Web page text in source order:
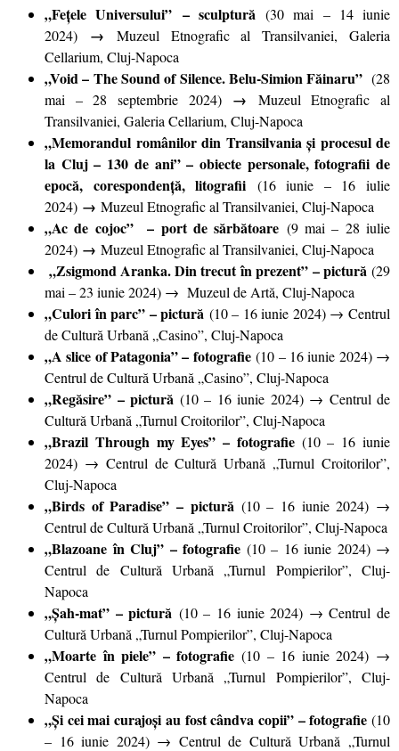
„Fețele Universului” – sculptură (30 mai – 14 iunie
2024) → Muzeul Etnografic al Transilvaniei, Galeria
Cellarium, Cluj-Napoca
„Void – The Sound of Silence. Belu-Simion Făinaru” (28
mai – 28 septembrie 2024) → Muzeul Etnografic al
Transilvaniei, Galeria Cellarium, Cluj-Napoca
„Memorandul românilor din Transilvania și procesul de
la Cluj – 130 de ani” – obiecte personale, fotografii de
epocă, corespondență, litografii (16 iunie – 16 iulie
2024) → Muzeul Etnografic al Transilvaniei, Cluj-Napoca
„Ac de cojoc” – port de sărbătoare (9 mai – 28 iulie
2024) → Muzeul Etnografic al Transilvaniei, Cluj-Napoca
„Zsigmond Aranka. Din trecut în prezent” – pictură (29
mai – 23 iunie 2024) → Muzeul de Artă, Cluj-Napoca
„Culori în parc” – pictură (10 – 16 iunie 2024) → Centrul
de Cultură Urbană „Casino”, Cluj-Napoca
„A slice of Patagonia” – fotografie(10 – 16 iunie 2024) →
Centrul de Cultură Urbană „Casino”, Cluj-Napoca
„Regăsire” – pictură (10 – 16 iunie 2024) → Centrul de
Cultură Urbană „Turnul Croitorilor”, Cluj-Napoca
„Brazil Through my Eyes” – fotografie(10 – 16 iunie
2024) → Centrul de Cultură Urbană „Turnul Croitorilor”,
Cluj-Napoca
„Birds of Paradise” – pictură (10 – 16 iunie 2024) →
Centrul de Cultură Urbană „Turnul Croitorilor”, Cluj-Napoca
„Blazoane în Cluj” – fotografie (10 – 16 iunie 2024) →
Centrul de Cultură Urbană „Turnul Pompierilor”, Cluj-
Napoca
„Șah-mat” – pictură (10 – 16 iunie 2024) → Centrul de
Cultură Urbană „Turnul Pompierilor”, Cluj-Napoca
„Moarte în piele” – fotografie (10 – 16 iunie 2024) →
Centrul de Cultură Urbană „Turnul Pompierilor”, Cluj-
Napoca
„Și cei mai curajoși au fost cândva copii” – fotografie (10
– 16 iunie 2024) → Centrul de Cultură Urbană „Turnul